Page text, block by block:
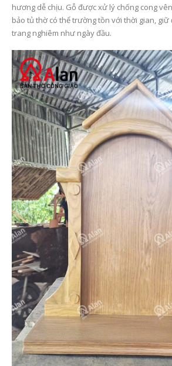
hương dễ chịu. Gỗ được xử lý chống cong
bảo tủ thờ có thể trường tồn với thời gian, giữ
trang nghiêm như ngày đầu.